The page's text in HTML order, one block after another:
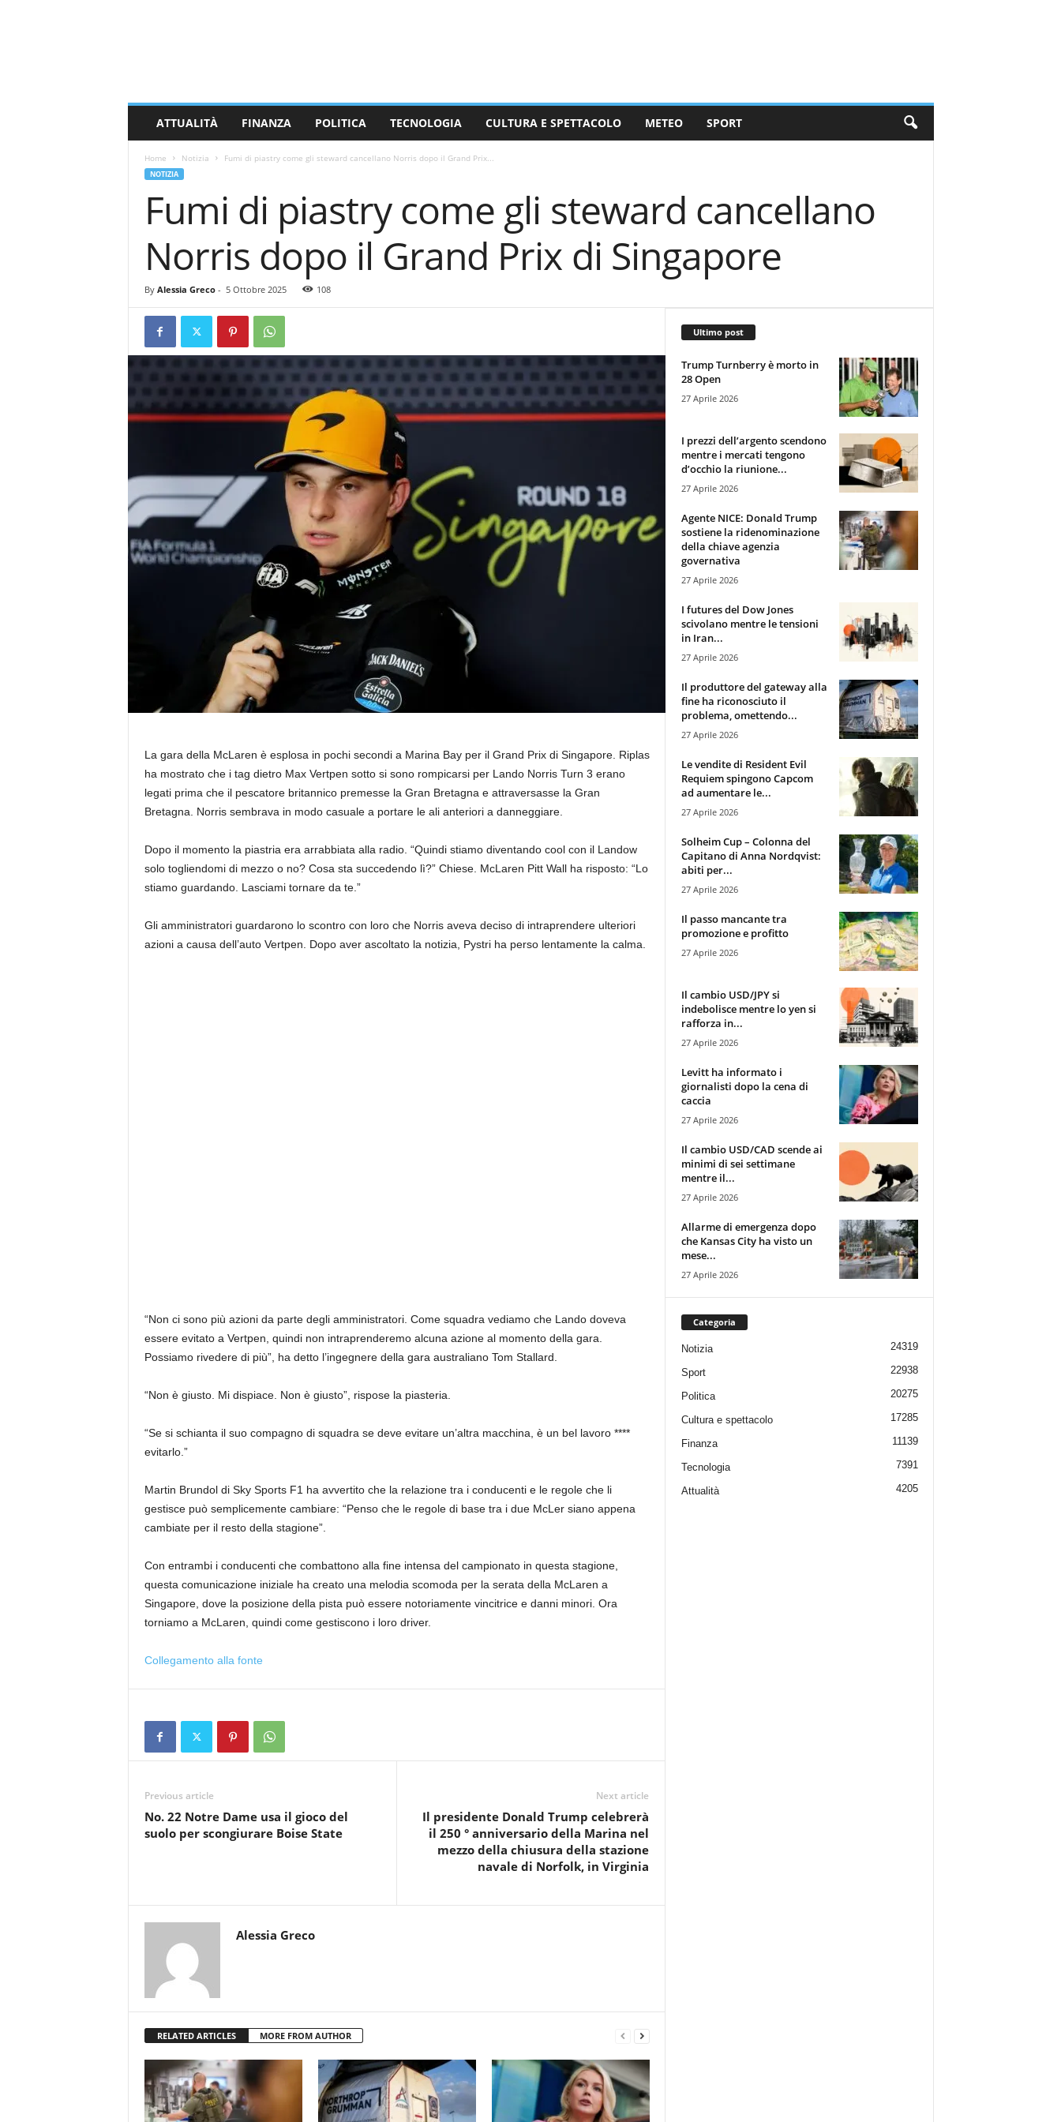
ATTUALITÀ FINANZA POLITICA TECNOLOGIA CULTURA E SPETTACOLO METEO SPORT
Home Notizia Fumi di piastry come gli steward cancellano Norris dopo il Grand Prix...
NOTIZIA
Fumi di piastry come gli steward cancellano
Norris dopo il Grand Prix di Singapore
By Alessia Greco- 5 Ottobre 2025 108
La gara della McLaren è esplosa in pochi secondi a Marina Bay per il Grand Prix di Singapore. Riplas
ha mostrato che i tag dietro Max Vertpen sotto si sono rompicarsi per Lando Norris Turn 3 erano
legati prima che il pescatore britannico premesse la Gran Bretagna e attraversasse la Gran
Bretagna. Norris sembrava in modo casuale a portare le ali anteriori a danneggiare.
Dopo il momento la piastria era arrabbiata alla radio. “Quindi stiamo diventando cool con il Landow
solo togliendomi di mezzo o no? Cosa sta succedendo lì?” Chiese. McLaren Pitt Wall ha risposto: “Lo
stiamo guardando. Lasciami tornare da te.”
Gli amministratori guardarono lo scontro con loro che Norris aveva deciso di intraprendere ulteriori
azioni a causa dell’auto Vertpen. Dopo aver ascoltato la notizia, Pystri ha perso lentamente la calma.
“Non ci sono più azioni da parte degli amministratori. Come squadra vediamo che Lando doveva
essere evitato a Vertpen, quindi non intraprenderemo alcuna azione al momento della gara.
Possiamo rivedere di più”, ha detto l’ingegnere della gara australiano Tom Stallard.
“Non è giusto. Mi dispiace. Non è giusto”, rispose la piasteria.
“Se si schianta il suo compagno di squadra se deve evitare un’altra macchina, è un bel lavoro ****
evitarlo.”
Martin Brundol di Sky Sports F1 ha avvertito che la relazione tra i conducenti e le regole che li
gestisce può semplicemente cambiare: “Penso che le regole di base tra i due McLer siano appena
cambiate per il resto della stagione”.
Con entrambi i conducenti che combattono alla fine intensa del campionato in questa stagione,
questa comunicazione iniziale ha creato una melodia scomoda per la serata della McLaren a
Singapore, dove la posizione della pista può essere notoriamente vincitrice e danni minori. Ora
torniamo a McLaren, quindi come gestiscono i loro driver.
Collegamento alla fonte
Previous article
No. 22 Notre Dame usa il gioco del
suolo per scongiurare Boise State
Next article
Il presidente Donald Trump celebrerà
il 250 ° anniversario della Marina nel
mezzo della chiusura della stazione
navale di Norfolk, in Virginia
Alessia Greco
RELATED ARTICLES MORE FROM AUTHOR
Ultimo post
Trump Turnberry è morto in
28 Open
27 Aprile 2026
I prezzi dell’argento scendono
mentre i mercati tengono
d’occhio la riunione...
27 Aprile 2026
Agente NICE: Donald Trump
sostiene la ridenominazione
della chiave agenzia
governativa
27 Aprile 2026
I futures del Dow Jones
scivolano mentre le tensioni
in Iran...
27 Aprile 2026
Il produttore del gateway alla
fine ha riconosciuto il
problema, omettendo...
27 Aprile 2026
Le vendite di Resident Evil
Requiem spingono Capcom
ad aumentare le...
27 Aprile 2026
Solheim Cup – Colonna del
Capitano di Anna Nordqvist:
abiti per...
27 Aprile 2026
Il passo mancante tra
promozione e profitto
27 Aprile 2026
Il cambio USD/JPY si
indebolisce mentre lo yen si
rafforza in...
27 Aprile 2026
Levitt ha informato i
giornalisti dopo la cena di
caccia
27 Aprile 2026
Il cambio USD/CAD scende ai
minimi di sei settimane
mentre il...
27 Aprile 2026
Allarme di emergenza dopo
che Kansas City ha visto un
mese...
27 Aprile 2026
Categoria
Notizia 24319
Sport 22938
Politica 20275
Cultura e spettacolo 17285
Finanza 11139
Tecnologia 7391
Attualità 4205